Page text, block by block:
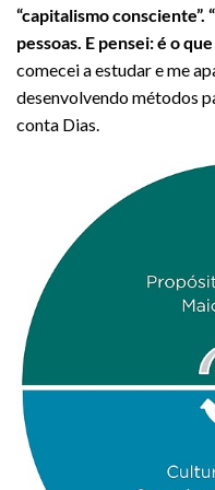
“capitalismo consciente”.
pessoas. E pensei: é o
comecei a estudar e me
desenvolvendo métodos
conta Dias.